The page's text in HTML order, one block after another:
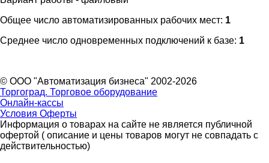
Общее число автоматизированных рабочих мест: 1
Среднее число одновременных подключений к базе: 1
© ООО "Автоматизация бизнеса" 2002-2026
Торгоград. Торговое оборудование
Онлайн-кассы
Условия Оферты
Информация о товарах на сайте не является публичной
офертой ( описание и цены товаров могут не совпадать с
действительностью)